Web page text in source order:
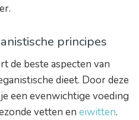
principes
de beste aspecten van
dieet. Door deze
een evenwichtige voeding
vetten en eiwitten.